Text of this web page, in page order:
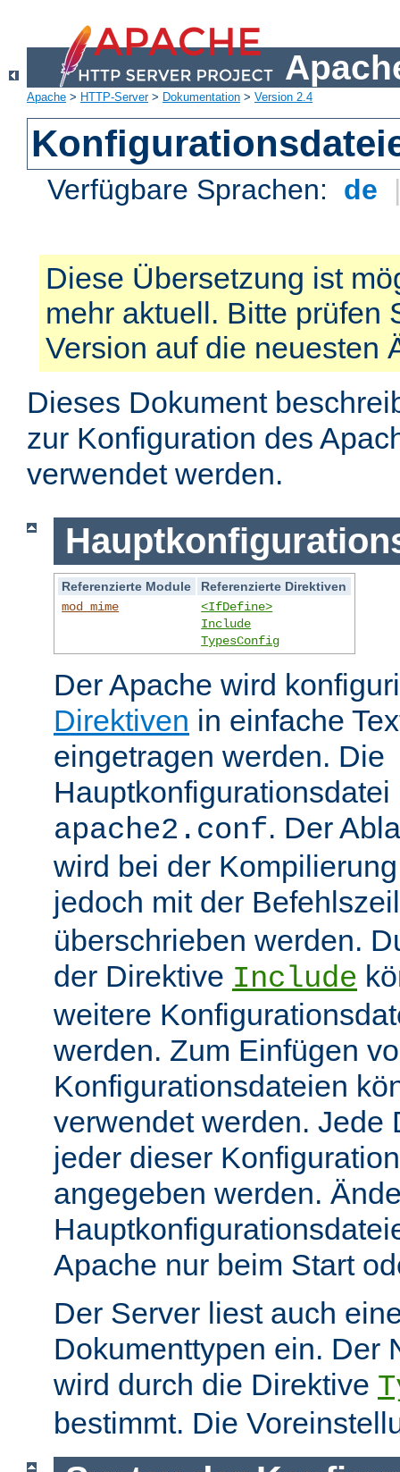
Apache > HTTP-Server> Dokumentation > Version 2.4
Verfügbare Sprachen: de
Diese Übersetzung ist
mehr aktuell. Bitte prüfen
Version auf die neuesten
Dieses Dokument
zur Konfiguration des
verwendet werden.
Referenzierte Module
Referenzierte Direktiven
mod_mime
<IfDefine>
Include
TypesConfig
Der Apache wird
Direktiven in einfache
eingetragen werden. Die
apache2.conf. Der
wird bei der
jedoch mit der
überschrieben werden.
der Direktive Include
weitere
werden. Zum Einfügen
Konfigurationsdateien
verwendet werden. Jede
jeder dieser
angegeben werden.
Apache nur beim Start
Der Server liest auch
Dokumenttypen ein. Der
wird durch die Direktive
bestimmt. Die